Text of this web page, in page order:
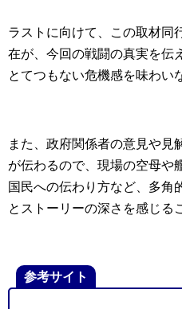
ラストに向けて、この取材同
在が、今回の戦闘の真実を伝
とてつもない危機感を味わい
また、政府関係者の意見や見
が伝わるので、現場の空母や
国民への伝わり方など、多角
とストーリーの深さを感じる
参考サイト